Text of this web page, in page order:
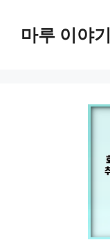
마루 이야기